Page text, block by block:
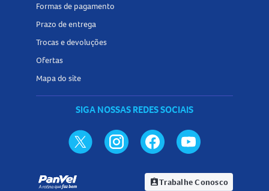
Formas de pagamento
Prazo de entrega
Trocas e devoluções
Ofertas
Mapa do site
SIGA NOSSAS REDES SOCIAIS
assignment_indTrabalhe Conosco